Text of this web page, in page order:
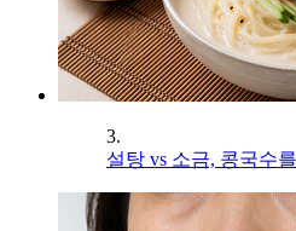
3.
설탕 vs 소금, 콩국수